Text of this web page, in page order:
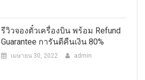
รีวิวจองตั๋วเครื่องบิน พร้อม Refund
Guarantee การันตีคืนเงิน 80%
เมษายน 30, 2022 admin